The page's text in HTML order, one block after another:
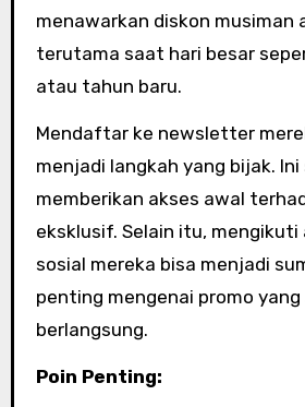
menawarkan diskon musiman
terutama saat hari besar
atau tahun baru.
Mendaftar ke newsletter
menjadi langkah yang bijak. Ini
memberikan akses awal
eksklusif. Selain itu, mengikuti
sosial mereka bisa menjadi
penting mengenai promo yang
berlangsung.
Poin Penting: